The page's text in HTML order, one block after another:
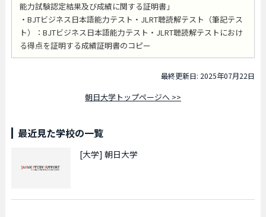
能力試験認定結果及び成績に関する証明書」
・BJTビジネス日本語能力テスト・JLRT聴読解テスト（筆記テス
ト）：BJTビジネス日本語能力テスト・JLRT聴読解テストにおけ
る得点を証明する成績証明書のコピー
最終更新日: 2025年07月22日
朝日大学トップページへ >>
最近見た学校の一覧
[大学] 朝日大学